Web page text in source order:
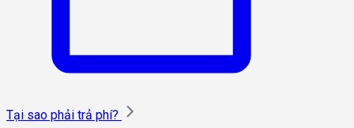
Tại sao phải trả phí?